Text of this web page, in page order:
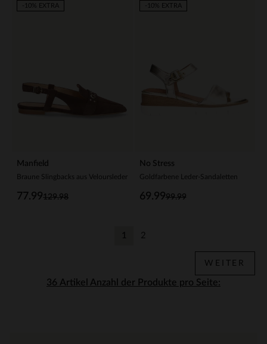
Manfield
Braune Slingbacks aus Veloursleder
129.98
77.99
-10% EXTRA
No Stress
Goldfarbene Leder-Sandaletten
99.99
69.99
-10% EXTRA
Anzahl der Produkte pro Seite:
1 2
WEITER